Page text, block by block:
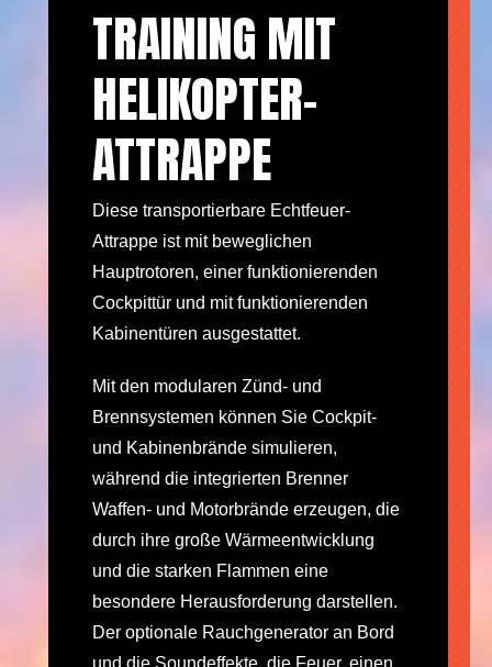
TRAINING MIT
HELIKOPTER-
ATTRAPPE
Diese transportierbare Echtfeuer-
Attrappe ist mit beweglichen
Hauptrotoren, einer funktionierenden
Cockpittür und mit funktionierenden
Kabinentüren ausgestattet.
Mit den modularen Zünd- und
Brennsystemen können Sie Cockpit-
und Kabinenbrände simulieren,
während die integrierten Brenner
Waffen- und Motorbrände erzeugen, die
durch ihre große Wärmeentwicklung
und die starken Flammen eine
besondere Herausforderung darstellen.
Der optionale Rauchgenerator an Bord
und die Soundeffekte, die Feuer, einen